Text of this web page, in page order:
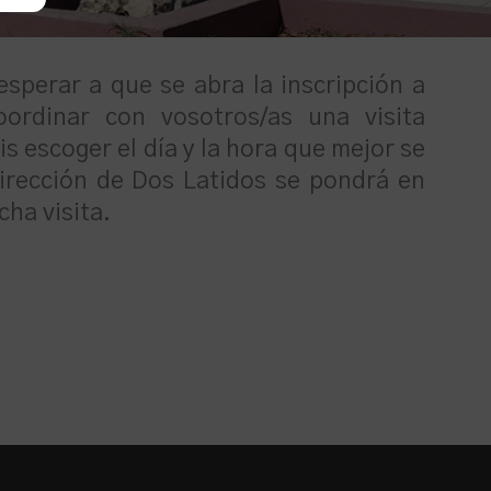
a que se abra la inscripción a
con vosotros/as una visita
escoger el día y la hora que mejor se
de Dos Latidos se pondrá en
visita.